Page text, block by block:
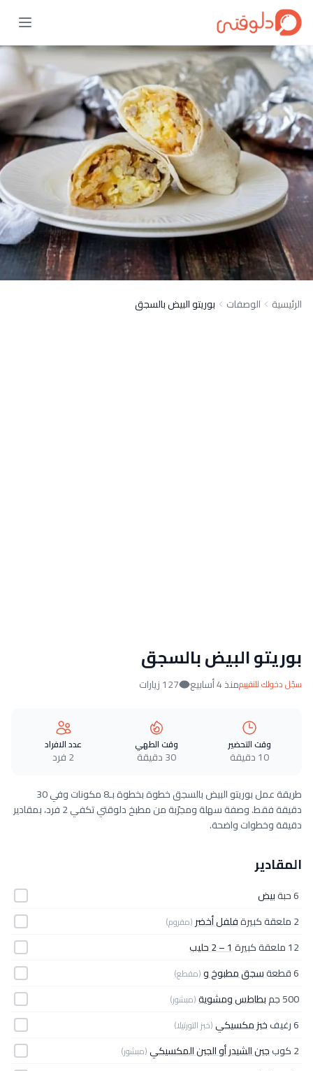
الرئيسية الوصفات بوريتو البيض بالسجق
بوريتو البيض بالسجق
سجّل دخولك للتقييممنذ 4 أسابيع 127 زيارات
وقت التحضير
10 دقيقة
وقت الطهي
30 دقيقة
عدد الافراد
2 فرد
طريقة عمل بوريتو البيض بالسجق خطوة بخطوة بـ8 مكونات وفي 30
دقيقة فقط. وصفة سهلة ومجرّبة من مطبخ دلوقتي تكفي 2 فرد، بمقادير
دقيقة وخطوات واضحة.
المقادير
6 حبة
بيض
2 ملعقة كبيرة
فلفل أخضر (مفروم)
12 ملعقة كبيرة
1 – 2 حليب
6 قطعة
سجق مطبوخ و(مقطع)
500 جم بطاطس ومشوية(مبشور)
6 رغيف خبز مكسيكي (خبز التورتيلا)
2 كوب جبن الشيدر أو الجبن المكسيكي (مبشور)